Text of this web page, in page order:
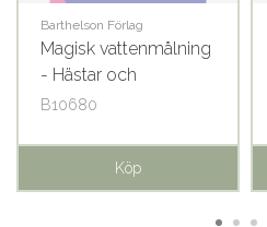
Barthelson Förlag
Magisk vattenmålning
- Hästar och
enhörningar
B10680
Köp